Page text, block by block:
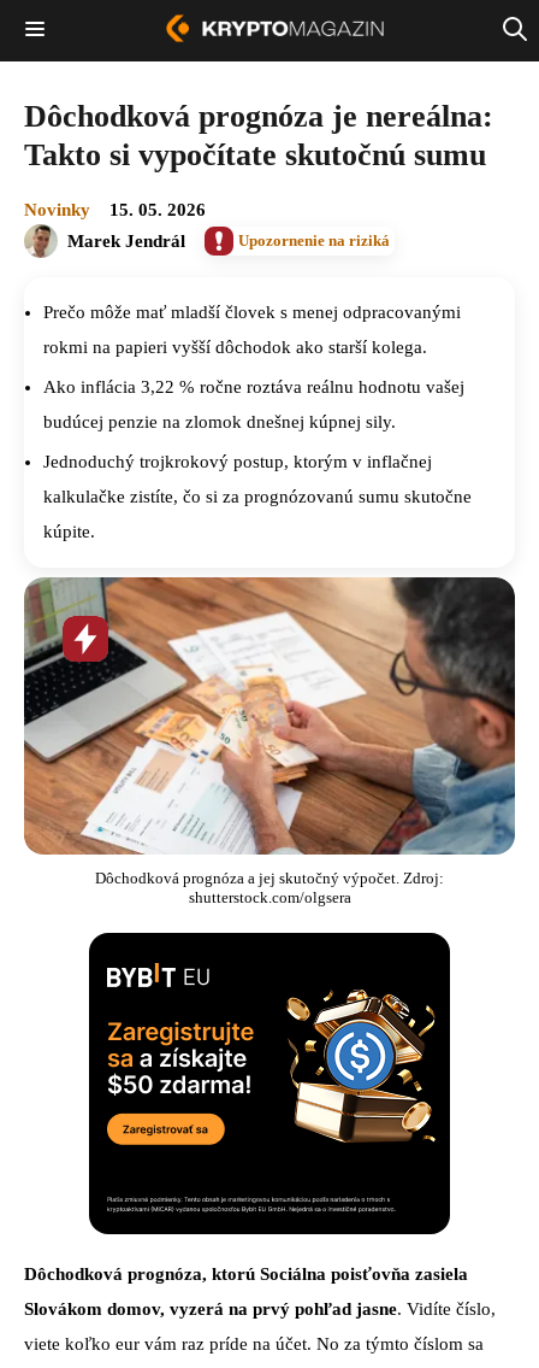
Dôchodková prognóza je nereálna:
Takto si vypočítate skutočnú sumu
Novinky
15. 05. 2026
Marek Jendrál
Upozornenie na riziká
Prečo môže mať mladší človek s menej odpracovanými
rokmi na papieri vyšší dôchodok ako starší kolega.
Ako inflácia 3,22 % ročne roztáva reálnu hodnotu vašej
budúcej penzie na zlomok dnešnej kúpnej sily.
Jednoduchý trojkrokový postup, ktorým v inflačnej
kalkulačke zistíte, čo si za prognózovanú sumu skutočne
kúpite.
Horúca
novinka
Dôchodková prognóza a jej skutočný výpočet. Zdroj:
shutterstock.com/olgsera
Dôchodková prognóza, ktorú Sociálna poisťovňa zasiela
Slovákom domov, vyzerá na prvý pohľad jasne. Vidíte číslo,
viete koľko eur vám raz príde na účet. No za týmto číslom sa